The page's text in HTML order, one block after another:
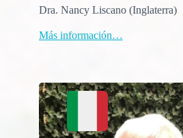
Dra. Nancy Liscano (Inglaterra)
Más información…